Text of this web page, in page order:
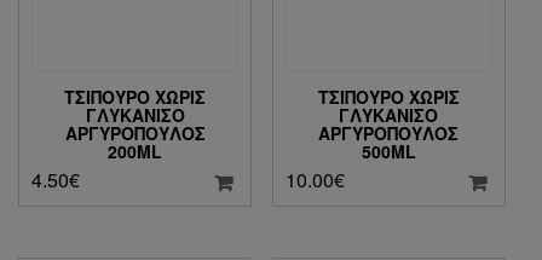
ΤΣΊΠΟΥΡΟ ΧΩΡΊΣ
ΓΛΥΚΆΝΙΣΟ
ΑΡΓΥΡΌΠΟΥΛΟΣ
200ML
4.50€
ΤΣΊΠΟΥΡΟ ΧΩΡΊΣ
ΓΛΥΚΆΝΙΣΟ
ΑΡΓΥΡΌΠΟΥΛΟΣ
500ML
10.00€